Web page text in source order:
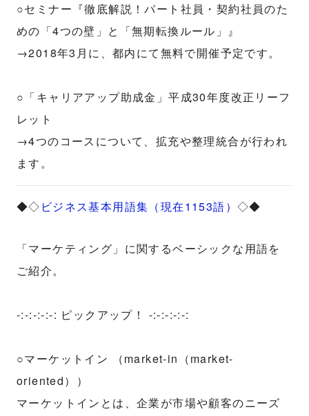
○セミナー『徹底解説！パート社員・契約社員のた
めの「4つの壁」と「無期転換ルール」』
→2018年3月に、都内にて無料で開催予定です。
○「キャリアアップ助成金」平成30年度改正リーフ
レット
→4つのコースについて、拡充や整理統合が行われ
ます。
◆◇ ビジネス基本用語集（現在1153語）◇◆
「マーケティング」に関するベーシックな用語を
ご紹介。
-:-:-:-:-: ピックアップ！ -:-:-:-:-:
○マーケットイン （market-in（market-
oriented））
マーケットインとは、企業が市場や顧客のニーズ